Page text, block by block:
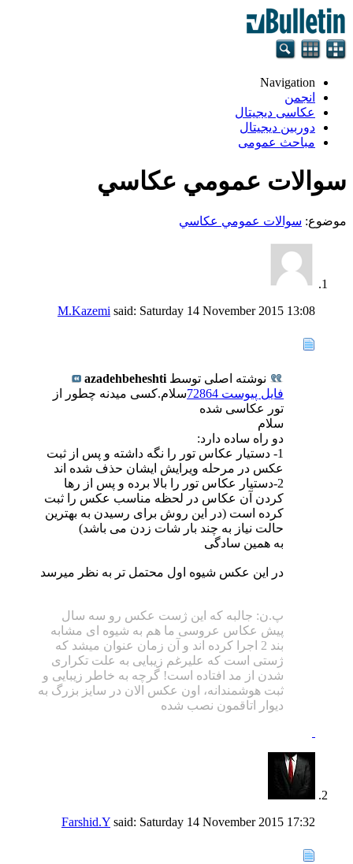
Navigation
انجمن
عکاسی دیجیتال
دوربین دیجیتال
مباحث عمومی
سوالات عمومي عكاسي
موضوع: سوالات عمومي عكاسي
M.Kazemi said: Saturday 14 November 2015 13:08
نوشته اصلی توسط azadehbeheshti
فایل پیوست 72864
سلام.کسی میدنه چطور از
تور عکاسی شده
سلام
دو راه ساده دارد:
1- دستیار عکاس تور را نگه داشته و پس از ثبت
عکس در مرحله ویرایش ایشان حذف شده اند
2-دستیار عکاس تور را بالا برده و پس از رها
کردن آن عکاس در لحظه مناسب عکس را ثبت
کرده است (در این روش برای رسیدن به بهترین
حالت نیاز به چند بار شات زدن می باشد)
به همین سادگی
در این عکس شیوه اول محتمل تر به نظر میرسد
پ.ن: جالبه که این ژست عکس رو سه سال
پیش عکاس عروسی ما هم به شیوه ای مشابه
بند 2 اجرا کرده اند و آن زمان عنوان میشد که
ژستی است که علیرغم زیبایی به علت تکراری
شدن از مد افتاده است! گرچه به خاطر زیبایی و
ثبت هوشمندانه، اون عکس الان در سایز بزرگ به
دیوار اتاقمون نصب شده
Farshid.Y said: Saturday 14 November 2015 17:32